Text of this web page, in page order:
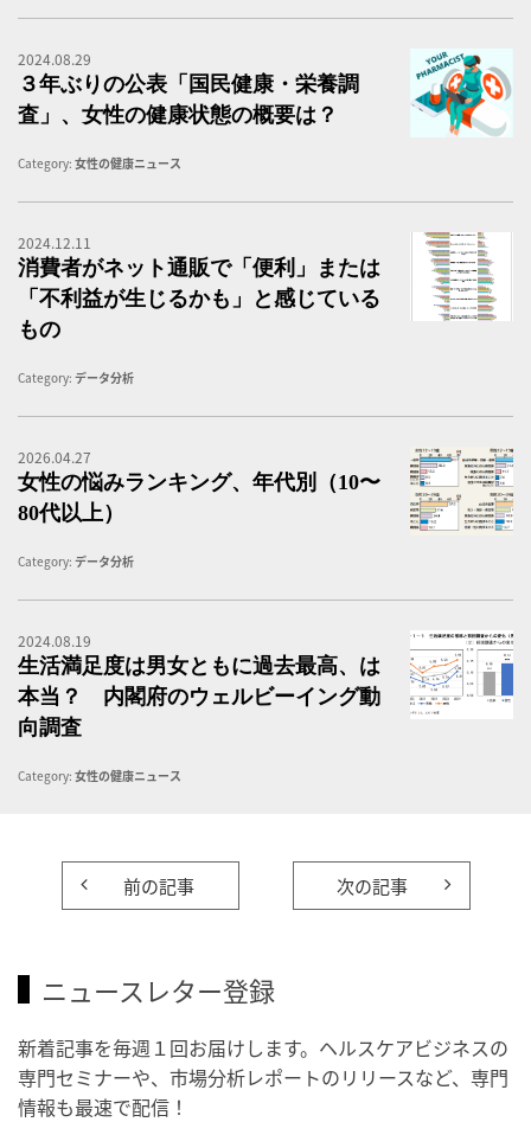
2024.08.29
３年ぶりの公表「国民健康・栄養調
査」、女性の健康状態の概要は？
Category: 女性の健康ニュース
2024.12.11
消費者がネット通販で「便利」または
「不利益が生じるかも」と感じている
もの
Category: データ分析
2026.04.27
女性の悩みランキング、年代別（10〜
80代以上）
Category: データ分析
2024.08.19
生活満足度は男女ともに過去最高、は
本当？ 内閣府のウェルビーイング動
向調査
Category: 女性の健康ニュース
前の記事 次の記事
ニュースレター登録
新着記事を毎週１回お届けします。ヘルスケアビジネスの
専門セミナーや、市場分析レポートのリリースなど、専門
情報も最速で配信！